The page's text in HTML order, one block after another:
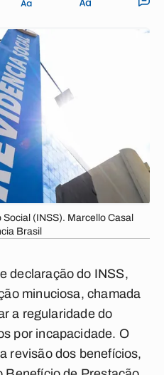
(INSS). Marcello Casal
Brasil
declaração do INSS,
minuciosa, chamada
a regularidade do
por incapacidade. O
revisão dos benefícios,